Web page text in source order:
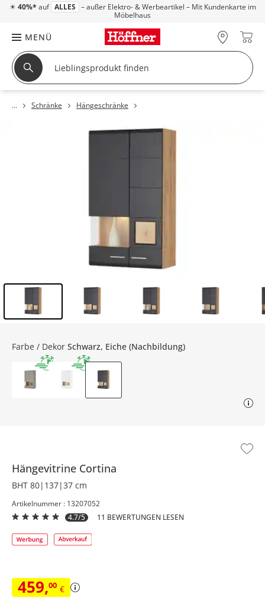
☀ 40%* auf ALLES – außer Elektro- & Werbeartikel – Mit Kundenkarte im
Möbelhaus
MENÜ
Schränke Hängeschränke
Hängevitrine Cortina
BHT 80|137|37 cm
Artikelnummer : 13207052
4.7/5
11 BEWERTUNGEN LESEN
459,00 €
Farbe / Dekor Schwarz, Eiche (Nachbildung)